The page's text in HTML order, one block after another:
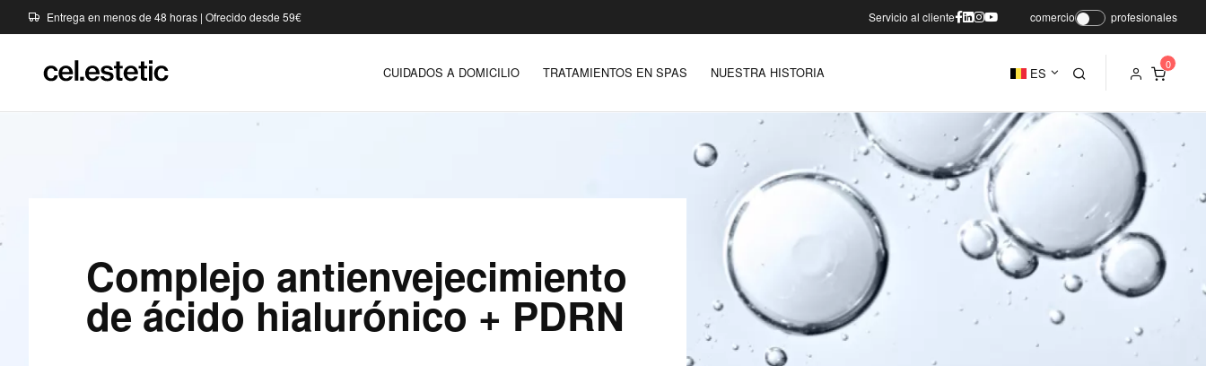
Entrega en menos de 48 horas | Ofrecido desde 59€ Servicio al cliente comercio profesionales
CUIDADOS A DOMICILIO TRATAMIENTOS EN SPAS NUESTRA HISTORIA ES
Complejo antienvejecimiento
de ácido hialurónico + PDRN